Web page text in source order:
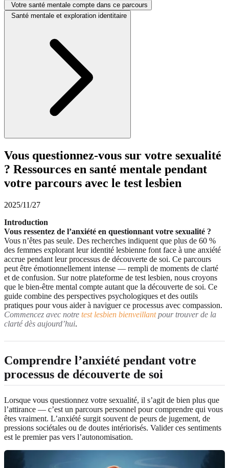
Votre santé mentale compte dans ce parcours
Santé mentale et exploration identitaire
Vous questionnez-vous sur votre sexualité
? Ressources en santé mentale pendant
votre parcours avec le test lesbien
2025/11/27
Introduction
Vous ressentez de l’anxiété en questionnant votre sexualité ?
Vous n’êtes pas seule. Des recherches indiquent que plus de 60 %
des femmes explorant leur identité lesbienne font face à une anxiété
accrue pendant leur processus de découverte de soi. Ce parcours
peut être émotionnellement intense — rempli de moments de clarté
et de confusion. Sur notre plateforme de test lesbien, nous croyons
que le bien-être mental compte autant que la découverte de soi. Ce
guide combine des perspectives psychologiques et des outils
pratiques pour vous aider à naviguer ce processus avec compassion.
Commencez avec notre test lesbien bienveillantpour trouver de la
clarté dès aujourd’hui.
Comprendre l’anxiété pendant votre
processus de découverte de soi
Lorsque vous questionnez votre sexualité, il s’agit de bien plus que
l’attirance — c’est un parcours personnel pour comprendre qui vous
êtes vraiment. L’anxiété surgit souvent de peurs de jugement, de
pressions sociétales ou de doutes intériorisés. Valider ces sentiments
est le premier pas vers l’autonomisation.